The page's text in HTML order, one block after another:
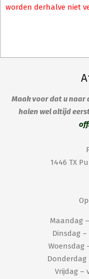
worden derhalve niet
Maak voor dat u naar
halen wel altijd
1446 TX
Maandag
Dinsdag
Woensdag
Donderdag
Vrijdag –